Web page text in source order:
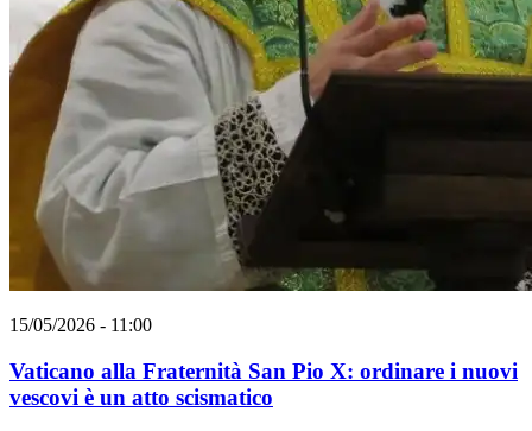
15/05/2026 - 11:00
Vaticano alla Fraternità San Pio X: ordinare i nuovi
vescovi è un atto scismatico